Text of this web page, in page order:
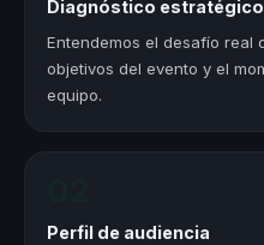
Diagnóstico estratégico
Entendemos el desafío real
objetivos del evento y el
equipo.
Perfil de audiencia